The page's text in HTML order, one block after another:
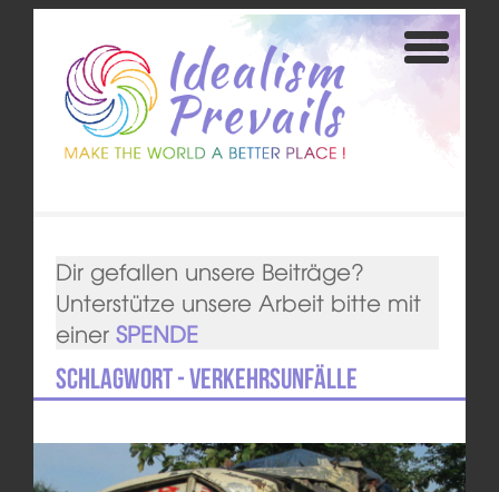
Dir gefallen unsere Beiträge?
Unterstütze unsere Arbeit bitte mit
einer SPENDE
Schlagwort - Verkehrsunfälle